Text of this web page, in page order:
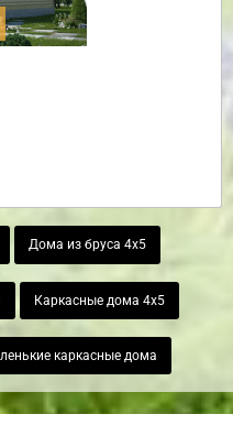
Дома из бруса 4х5
Каркасные дома 4х5
каркасные дома